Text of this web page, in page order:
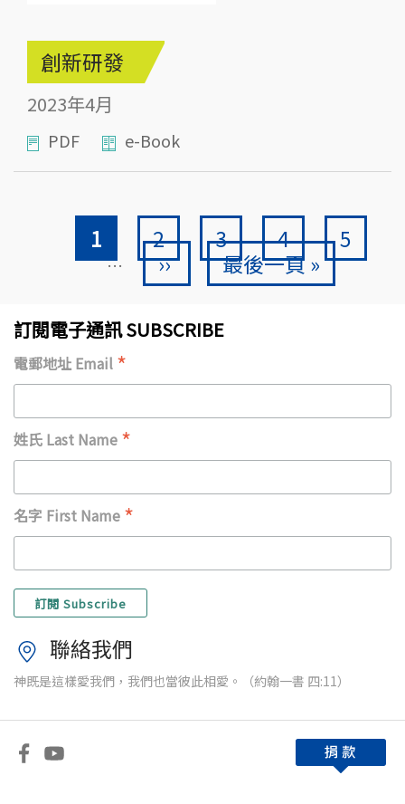
創新研發
2023年4月
PDF e-Book
PaginationCurrent page
1 頁面
2 頁面
3 頁面
4 頁面
5
… Next page
›› Last page
最後一頁 »
訂閱電子通訊 SUBSCRIBE
電郵地址 Email *
姓氏 Last Name *
名字 First Name *
聯絡我們
神既是這樣愛我們，我們也當彼此相愛。（約翰一書 四:11）